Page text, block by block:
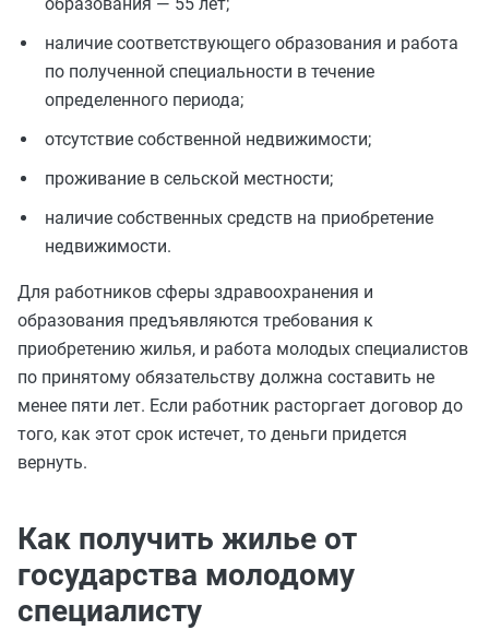
наличие соответствующего образования и работа
по полученной специальности в течение
определенного периода;
отсутствие собственной недвижимости;
проживание в сельской местности;
наличие собственных средств на приобретение
недвижимости.
Для работников сферы здравоохранения и
образования предъявляются требования к
приобретению жилья, и работа молодых специалистов
по принятому обязательству должна составить не
менее пяти лет. Если работник расторгает договор до
того, как этот срок истечет, то деньги придется
вернуть.
Как получить жилье от
государства молодому
специалисту